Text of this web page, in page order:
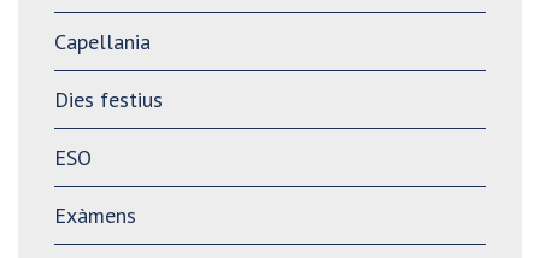
Capellania
Dies festius
ESO
Exàmens